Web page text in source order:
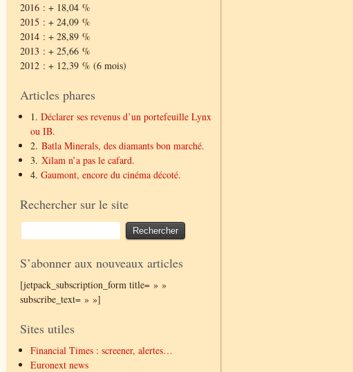
2016 : + 18,04 %
2015 : + 24,09 %
2014 : + 28,89 %
2013 : + 25,66 %
2012 : + 12,39 % (6 mois)
Articles phares
1. Déclarer ses revenus d’un portefeuille Lynx
ou IB.
2. Batla Minerals, des diamants bon marché.
3. Xilam n’a pas le cafard.
4. Gaumont, encore du cinéma décoté.
Rechercher sur le site
S’abonner aux nouveaux articles
[jetpack_subscription_form title= » »
subscribe_text= » »]
Sites utiles
Financial Times : screener, alertes…
Euronext news